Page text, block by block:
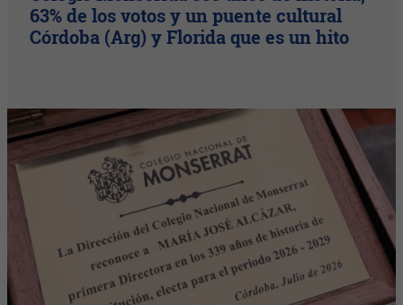
63% de los votos y un puente cultural
Córdoba (Arg) y Florida que es un hito